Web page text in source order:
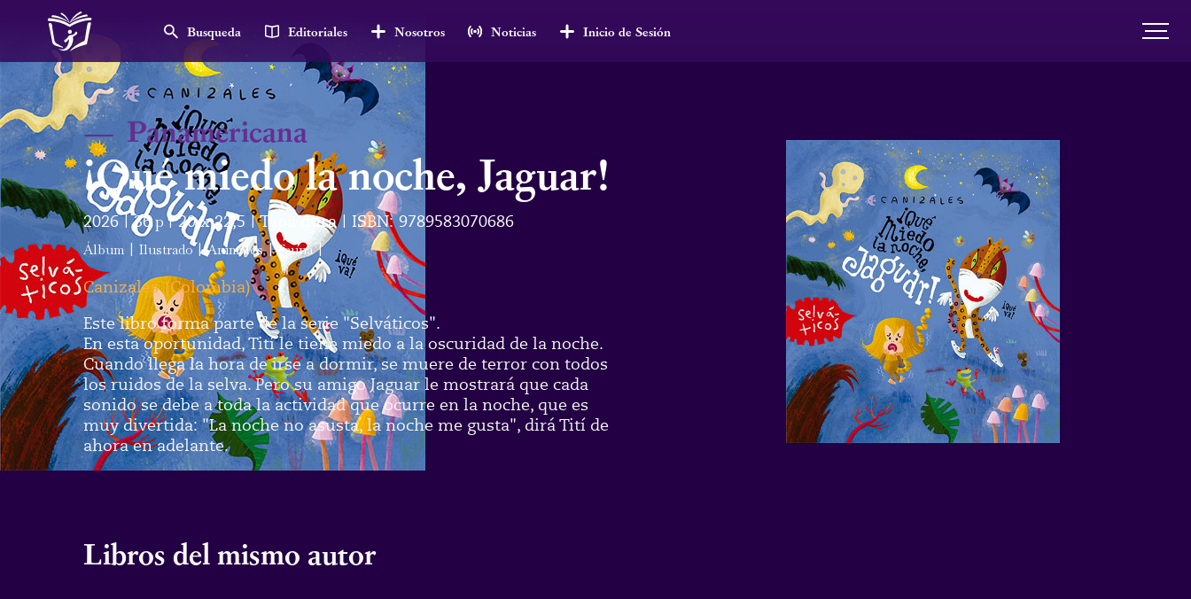
Busqueda Editoriales Nosotros Noticias Inicio de Sesión
— Panamericana
¡Qué miedo la noche, Jaguar!
2026 | 36p | 20 x 22,5 | Tapa dura ISBN: 9789583070686
Álbum Ilustrado | Animales | Fauna |
Canizales (Colombia)
Este libro forma parte de la serie "Selváticos".
En esta oportunidad, Tití le tiene miedo a la oscuridad de la noche.
Cuando llega la hora de irse a dormir, se muere de terror con todos
los ruidos de la selva. Pero su amigo Jaguar le mostrará que cada
sonido se debe a toda la actividad que ocurre en la noche, que es
muy divertida: "La noche no asusta, la noche me gusta", dirá Tití de
ahora en adelante.
Libros del mismo autor